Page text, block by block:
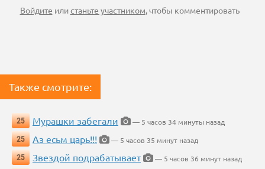
Войдите илистаньте участником, чтобы комментировать
Также смотрите:
25 Мурашки забегали
— 5 часов 34 минуты назад
25
Аз есьм царь!!!
— 5 часов 35 минут назад
25
Звездой подрабатывает
— 5 часов 36 минут назад